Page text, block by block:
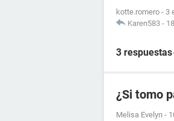
kotte.romero - 3
Karen583 -
3 respuestas
¿Si tomo
Melisa Evelyn -